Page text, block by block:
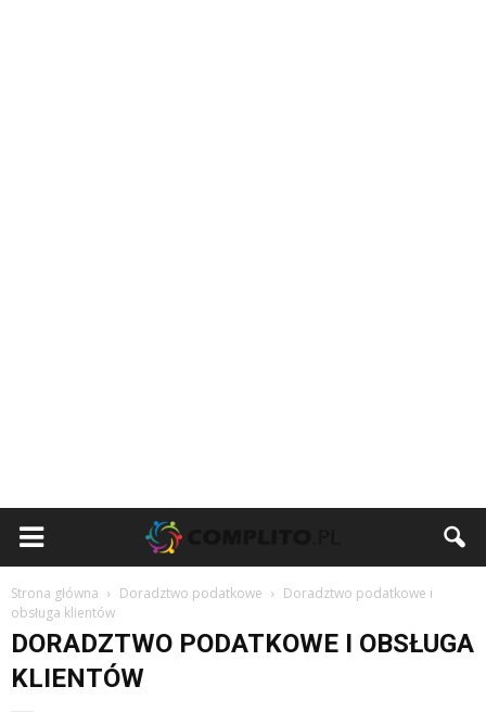
Strona główna Doradztwo podatkowe
Doradztwo podatkowe i
obsługa klientów
DORADZTWO PODATKOWE I OBSŁUGA
KLIENTÓW